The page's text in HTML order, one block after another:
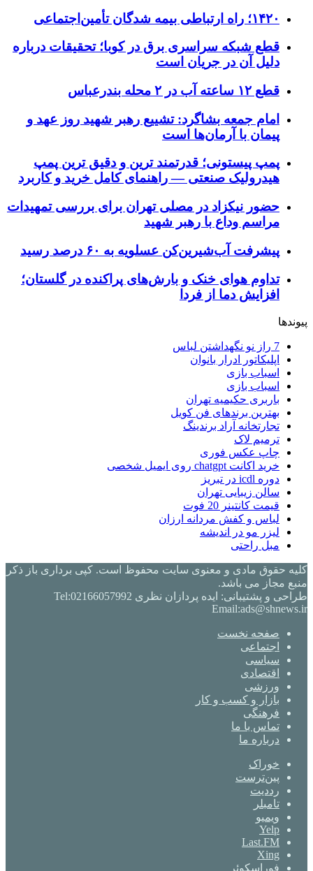
۱۴۲۰؛ راه ارتباطی بیمه شدگان تأمین‌اجتماعی
قطع شبکه سراسری برق در کوبا؛ تحقیقات درباره
دلیل آن در جریان است
قطع ۱۲ ساعته آب در ۲ محله بندرعباس
امام جمعه بشاگرد: تشییع رهبر شهید روز عهد و
پیمان با آرمان‌ها است
پمپ پیستونی؛ قدرتمند ترین و دقیق‌ ترین پمپ
هیدرولیک صنعتی — راهنمای کامل خرید و کاربرد
حضور نیکزاد در مصلی تهران برای بررسی تمهیدات
مراسم وداع با رهبر شهید
پیشرفت آب‌شیرین‌کن عسلویه به ۶۰ درصد رسید
تداوم هوای خنک و بارش‌های پراکنده در گلستان؛
افزایش دما از فردا
پیوندها
7 راز نو نگهداشتن لباس
اپلیکاتور ادرار بانوان
اسباب بازی
اسباب بازی
باربری حکیمیه تهران
بهترین برندهای فن کویل
تجارتخانه آراد برندینگ
ترمیم لاک
چاپ عکس فوری
خرید اکانت chatgpt روی ایمیل شخصی
دوره icdl در تبریز
سالن زیبایی تهران
قیمت کانتینر 20 فوت
لباس و کفش مردانه ارزان
لیزر مو در اندیشه
مبل راحتی
کلیه حقوق مادی و معنوی سایت محفوظ است. کپی برداری باز ذکر
منبع مجاز می باشد.
طراحی و پشتیبانی: ایده پردازان نظری Tel:02166057992
Email:ads@shnews.ir
صفحه نخست
اجتماعی
سیاسی
اقتصادی
ورزشی
بازار و کسب و کار
فرهنگی
تماس با ما
درباره ما
خوراک
‫پین‌ترست
‫رددیت
‫تامبلر
ویمیو
Yelp
Last.FM
Xing
فوراسکوئر